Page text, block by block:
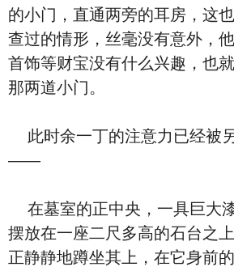
的小门，直通两旁的耳房，这
查过的情形，丝毫没有意外，
首饰等财宝没有什么兴趣，也
那两道小门。
此时余一丁的注意力已经被
——
在墓室的正中央，一具巨大
摆放在一座二尺多高的石台之
正静静地蹲坐其上，在它身前